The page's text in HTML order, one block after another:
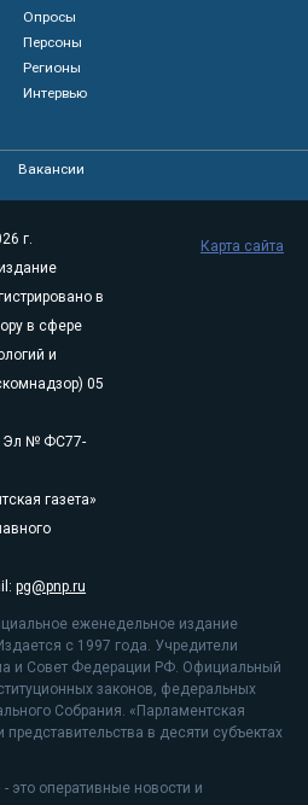
Опросы
Персоны
Регионы
Интервью
Вакансии
г.
в
в сфере
и
05
Эл № ФС77-
газета»
pg@pnp.ru
еженедельное издание
с 1997 года. Учредители
и Совет Федерации РФ. Официальный
законов, федеральных
Собрания. «Парламентская
представительства в десяти субъектах
это оперативные новости и
Карта сайта